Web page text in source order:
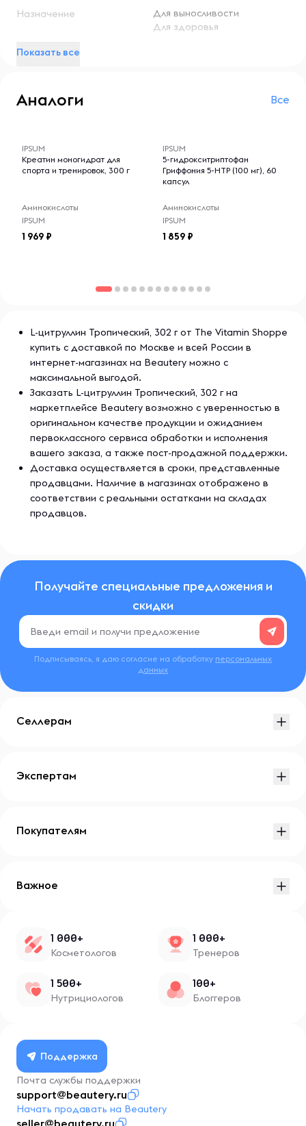
Смешайте одну (1) мерную ложку (4,6 г) с 8–10 унциями.
искусственные ароматизаторы, сукралоза, бета-
каротин (краситель), ацесульфам калия, диоксид
Не содержит Глютен, сахара, соляные и синтетические
красители.
Предупреждения
Проконсультируйтесь с врачом перед использованием,
если вы беременны, кормите грудью, принимаете какие-
Хранить в сухом и прохладном месте.
Продукт имеет защиту от вскрытия. Не следует
использовать данный продукт, если внешняя защитная
пленка повреждена или отсутствует.
Назначение
Для выносливости
Для здоровья
Показать все
Аналоги Все
IPSUM
Креатин моногидрат для
спорта и тренировок, 300 г
Аминокислоты
IPSUM
1 969
IPSUM
5-гидрокситриптофан
Гриффония 5-НТР (100 мг), 60
капсул
Аминокислоты
IPSUM
1 859
L-цитруллин Тропический, 302 г от The Vitamin Shoppe
купить с доставкой по Москве и всей России в
интернет-магазинах на Beautery можно с
максимальной выгодой.
Заказать L-цитруллин Тропический, 302 г на
маркетплейсе Beautery возможно с уверенностью в
оригинальном качестве продукции и ожиданием
первоклассного сервиса обработки и исполнения
вашего заказа, а также пост-продажной поддержки.
Доставка осуществляется в сроки, представленные
продавцами. Наличие в магазинах отображено в
соответствии с реальными остатками на складах
продавцов.
Получайте специальные предложения и
скидки
Подписываясь, я даю согласие на обработку персональных
данных
Селлерам
Экспертам
Покупателям
Важное
1 000+
Косметологов
1 000+
Тренеров
1 500+
Нутрициологов
100+
Блоггеров
Поддержка
Почта службы поддержки
support@beautery.ru
Начать продавать на Beautery
seller@beautery.ru